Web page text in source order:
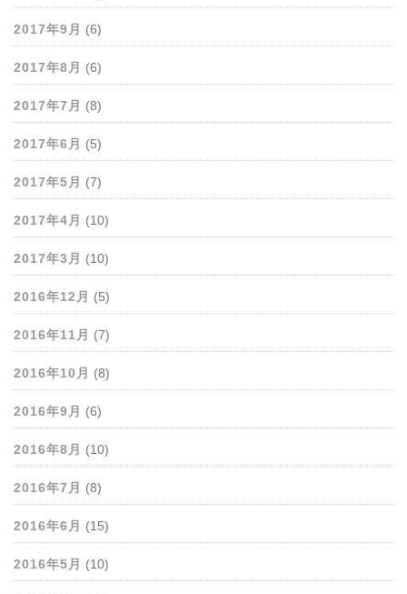
2017年9月 (6)
2017年8月 (6)
2017年7月 (8)
2017年6月 (5)
2017年5月 (7)
2017年4月 (10)
2017年3月 (10)
2016年12月 (5)
2016年11月 (7)
2016年10月 (8)
2016年9月 (6)
2016年8月 (10)
2016年7月 (8)
2016年6月 (15)
2016年5月 (10)